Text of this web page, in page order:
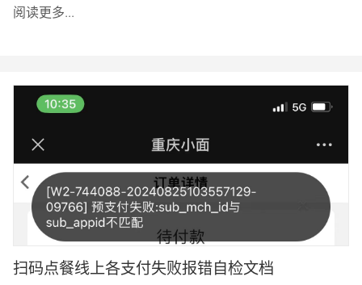
阅读更多...
扫码点餐线上各支付失败报错自检文档